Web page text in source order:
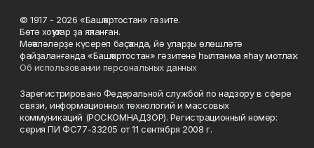
© 1917 - 2026 «Башҡортостан» гәзите.
Бөтә хоҡуҡтар ҙа яҡланған.
Мәҡәләләрҙе күсереп баҫҡанда, йә уларҙы өлөшләтә
файҙаланғанда «Башҡортостан» гәзитенә һылтанма яһау мотлаҡ.
Об использовании персональных данных
Зарегистрировано Федеральной службой по надзору в сфере
связи, информационных технологий и массовых
коммуникаций (РОСКОМНАДЗОР). Регистрационный номер:
серия ПИ ФС77-33205 от 11 сентября 2008 г.